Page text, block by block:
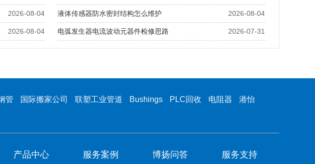
2026-08-04 2026-08-04
液体传感器防水密封结构怎么维护
2026-08-04 2026-07-31
电弧发生器电流波动元器件检修思路
管 国际搬家公司 联塑工业管道 Bushings PLC回收 电阻器
港怡
产品中心 服务案例 博扬问答 服务支持